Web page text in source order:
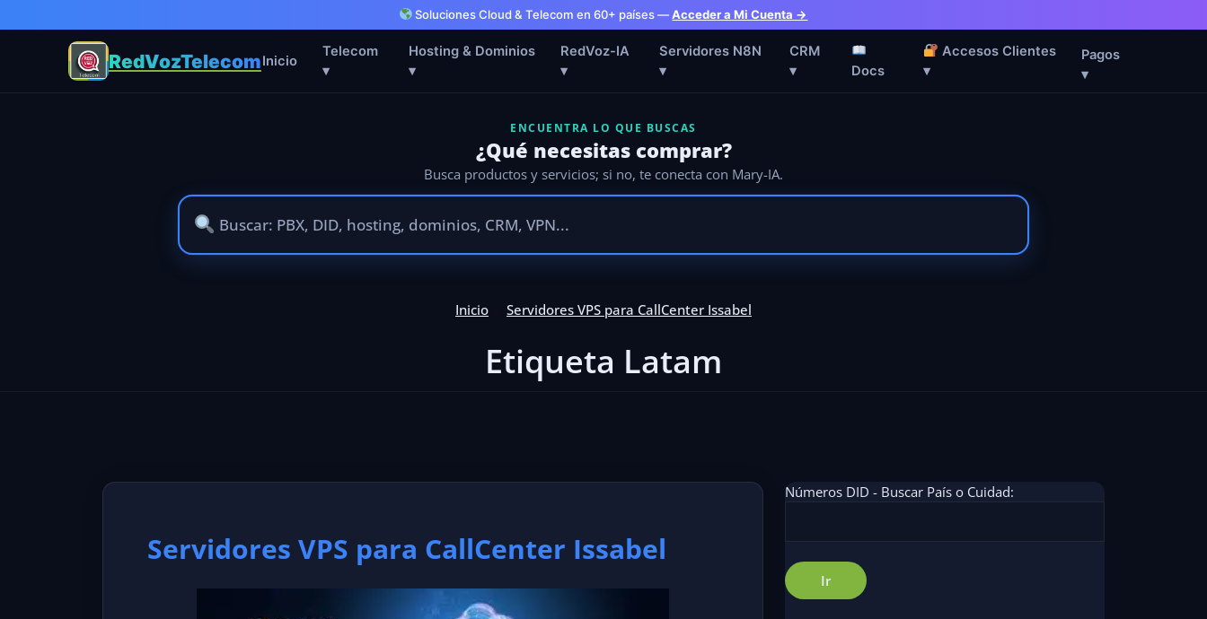
Soluciones Cloud & Telecom en 60+ países —Acceder a Mi Cuenta →
RedVozTelecomInicio
Telecom
▾
Hosting & Dominios
▾
RedVoz-IA
▾
Servidores N8N
▾
CRM
▾
Docs
Accesos Clientes
▾
Pagos
▾
ENCUENTRA LO QUE BUSCAS
¿Qué necesitas comprar?
Busca productos y servicios; si no, te conecta con Mary-IA.
Inicio Servidores VPS para CallCenter Issabel
Etiqueta Latam
Servidores VPS para CallCenter Issabel
Números DID - Buscar País o Cuidad: